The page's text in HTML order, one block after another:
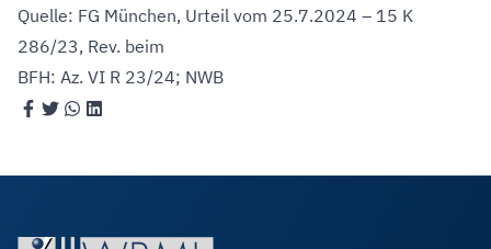
Quelle: FG München, Urteil vom 25.7.2024 – 15 K
286/23, Rev. beim
BFH: Az. VI R 23/24; NWB